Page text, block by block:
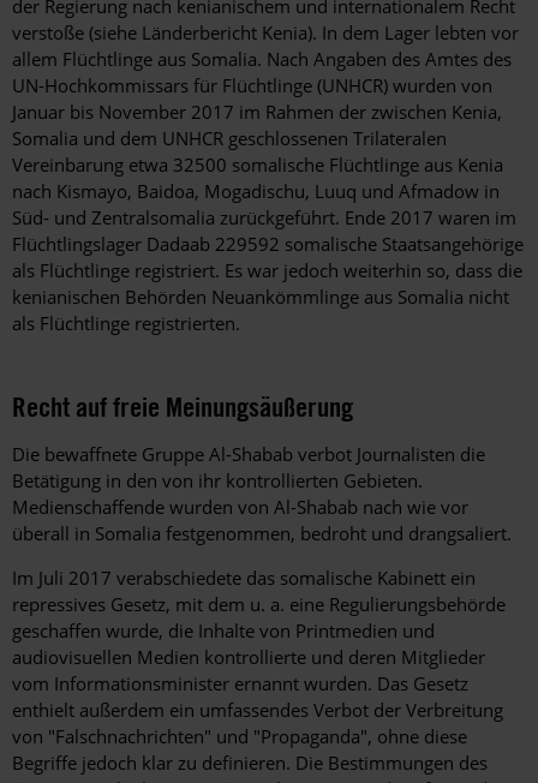
der Regierung nach kenianischem und internationalem Recht
verstoße (siehe Länderbericht Kenia). In dem Lager lebten vor
allem Flüchtlinge aus Somalia. Nach Angaben des Amtes des
UN-Hochkommissars für Flüchtlinge (UNHCR) wurden von
Januar bis November 2017 im Rahmen der zwischen Kenia,
Somalia und dem UNHCR geschlossenen Trilateralen
Vereinbarung etwa 32500 somalische Flüchtlinge aus Kenia
nach Kismayo, Baidoa, Mogadischu, Luuq und Afmadow in
Süd- und Zentralsomalia zurückgeführt. Ende 2017 waren im
Flüchtlingslager Dadaab 229592 somalische Staatsangehörige
als Flüchtlinge registriert. Es war jedoch weiterhin so, dass die
kenianischen Behörden Neuankömmlinge aus Somalia nicht
als Flüchtlinge registrierten.
Recht auf freie Meinungsäußerung
Die bewaffnete Gruppe Al-Shabab verbot Journalisten die
Betätigung in den von ihr kontrollierten Gebieten.
Medienschaffende wurden von Al-Shabab nach wie vor
überall in Somalia festgenommen, bedroht und drangsaliert.
Im Juli 2017 verabschiedete das somalische Kabinett ein
repressives Gesetz, mit dem u. a. eine Regulierungsbehörde
geschaffen wurde, die Inhalte von Printmedien und
audiovisuellen Medien kontrollierte und deren Mitglieder
vom Informationsminister ernannt wurden. Das Gesetz
enthielt außerdem ein umfassendes Verbot der Verbreitung
von "Falschnachrichten" und "Propaganda", ohne diese
Begriffe jedoch klar zu definieren. Die Bestimmungen des